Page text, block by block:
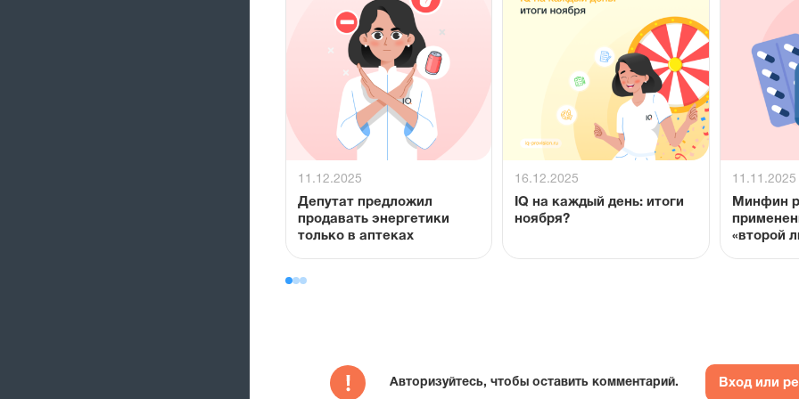
11.12.2025
Депутат предложил
продавать энергетики
только в аптеках
16.12.2025
IQ на каждый день: итоги
ноября?
11.11.2025
Минфин
«второй
Авторизуйтесь, чтобы оставить комментарий. Вход или